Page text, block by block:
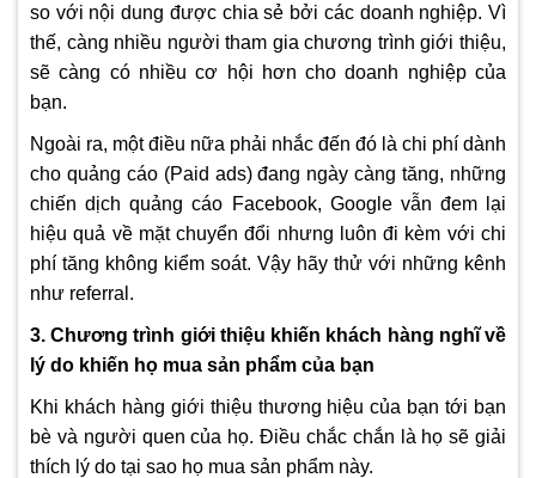
so với nội dung được chia sẻ bởi các doanh nghiệp. Vì
thế, càng nhiều người tham gia chương trình giới thiệu,
sẽ càng có nhiều cơ hội hơn cho doanh nghiệp của
bạn.
Ngoài ra, một điều nữa phải nhắc đến đó là chi phí dành
cho quảng cáo (Paid ads) đang ngày càng tăng, những
chiến dịch quảng cáo Facebook, Google vẫn đem lại
hiệu quả về mặt chuyển đổi nhưng luôn đi kèm với chi
phí tăng không kiểm soát. Vậy hãy thử với những kênh
như referral.
3. Chương trình giới thiệu khiến khách hàng nghĩ về
lý do khiến họ mua sản phẩm của bạn
Khi khách hàng giới thiệu thương hiệu của bạn tới bạn
bè và người quen của họ. Điều chắc chắn là họ sẽ giải
thích lý do tại sao họ mua sản phẩm này.